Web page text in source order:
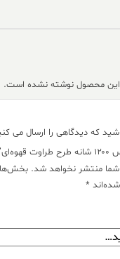
این محصول نوشته نشده است.
که دیدگاهی را ارسال می
شما منتشر نخواهد شد.
*